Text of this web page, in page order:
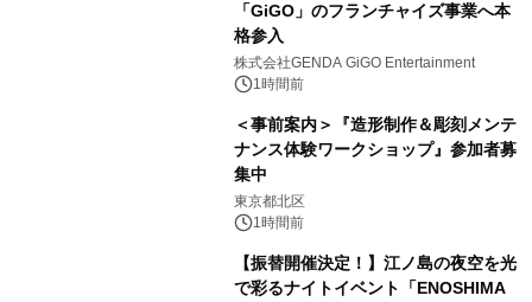
「GiGO」のフランチャイズ事業へ本
格参入
株式会社GENDA GiGO Entertainment
1時間前
＜事前案内＞『造形制作＆彫刻メンテ
ナンス体験ワークショップ』参加者募
集中
東京都北区
1時間前
【振替開催決定！】江ノ島の夜空を光
で彩るナイトイベント「ENOSHIMA